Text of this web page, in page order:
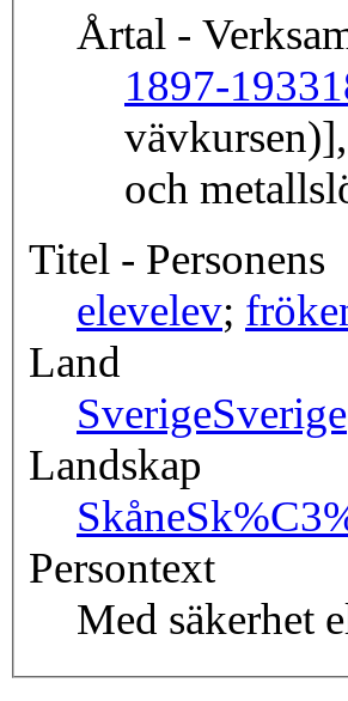
Årtal -
1897-1933
vävkursen)],
och
Titel - Personens
elevelev;
Land
SverigeSverige
Landskap
Skåne
Persontext
Med säkerhet